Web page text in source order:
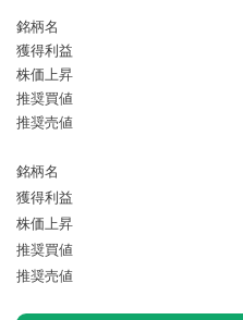
銘柄名
獲得利益
株価上昇
推奨買値
推奨売値
銘柄名
獲得利益
株価上昇
推奨買値
推奨売値